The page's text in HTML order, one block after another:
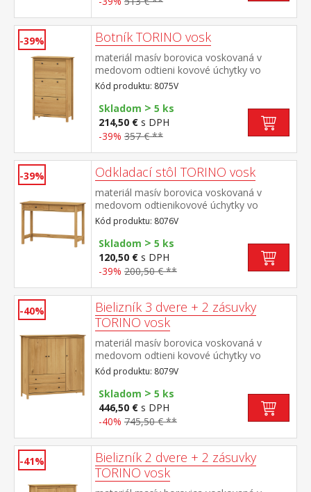
-39% Botník TORINO vosk
materiál masív borovica voskovaná v
medovom odtieni kovové úchytky vo
farebnom prevedení černená mosadz 3
dvojradové výklopy
Kód produktu: 8075V
Skladom > 5 ks
214,50 € s DPH
-39% 357 € **
-39% Odkladací stôl TORINO vosk
materiál masív borovica voskovaná v
medovom odtienikovové úchytky vo
farebnom prevedení černená mosadz dve
zásuvky s kovovými pojazdmi
Kód produktu: 8076V
Skladom > 5 ks
120,50 € s DPH
-39% 200,50 € **
-40%
Bielizník 3 dvere + 2 zásuvky
TORINO vosk
materiál masív borovica voskovaná v
medovom odtieni kovové úchytky vo
farebnom prevedení černená mosadz 3
dvierka a 2 zásuvky s kovovými pojazdmi
Kód produktu: 8079V
Skladom > 5 ks
446,50 € s DPH
-40% 745,50 € **
-41%
Bielizník 2 dvere + 2 zásuvky
TORINO vosk